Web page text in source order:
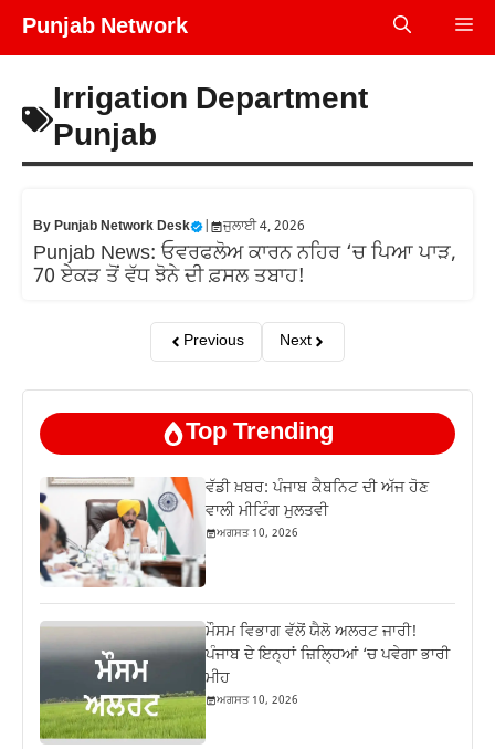
Skip
Punjab Network
Irrigation Department
Punjab
ByPunjab Network Desk ਜੁਲਾਈ 4, 2026
Punjab News: ਓਵਰਫਲੋਅ ਕਾਰਨ ਨਹਿਰ ‘ਚ ਪਿਆ ਪਾੜ,
70 ਏਕੜ ਤੋਂ ਵੱਧ ਝੋਨੇ ਦੀ ਫ਼ਸਲ ਤਬਾਹ!
Previous Next
Top Trending
ਵੱਡੀ ਖ਼ਬਰ: ਪੰਜਾਬ ਕੈਬਨਿਟ ਦੀ ਅੱਜ ਹੋਣ
ਵਾਲੀ ਮੀਟਿੰਗ ਮੁਲਤਵੀ
ਅਗਸਤ 10, 2026
ਮੌਸਮ ਵਿਭਾਗ ਵੱਲੋਂ ਯੈਲੋ ਅਲਰਟ ਜਾਰੀ!
ਪੰਜਾਬ ਦੇ ਇਨ੍ਹਾਂ ਜ਼ਿਲ੍ਹਿਆਂ ‘ਚ ਪਵੇਗਾ ਭਾਰੀ
ਮੀਹ
ਅਗਸਤ 10, 2026